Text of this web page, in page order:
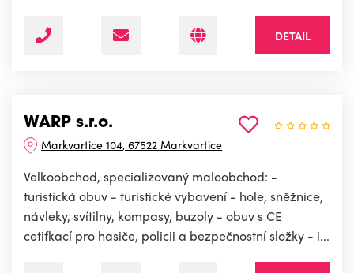
DETAIL
WARP s.r.o.
Markvartice 104, 67522 Markvartice
Velkoobchod, specializovaný maloobchod: -
turistická obuv - turistické vybavení - hole, sněžnice,
návleky, svítilny, kompasy, buzoly - obuv s CE
cetifkací pro hasiče, policii a bezpečnostní složky - i...